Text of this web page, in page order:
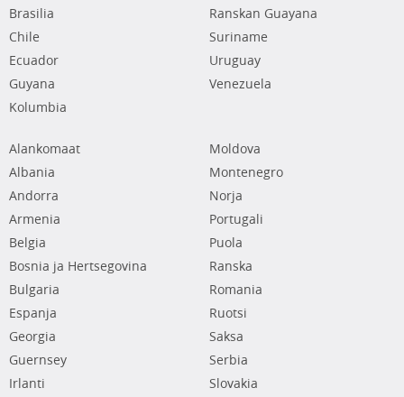
Brasilia
Chile
Ecuador
Guyana
Kolumbia
Ranskan Guayana
Suriname
Uruguay
Venezuela
Alankomaat
Albania
Andorra
Armenia
Belgia
Bosnia ja Hertsegovina
Bulgaria
Espanja
Georgia
Guernsey
Irlanti
Moldova
Montenegro
Norja
Portugali
Puola
Ranska
Romania
Ruotsi
Saksa
Serbia
Slovakia